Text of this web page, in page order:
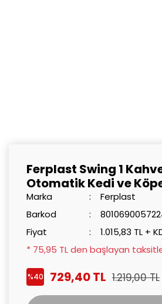
Ferplast Swing 1
Otomatik Kedi ve
Marka
Ferplast
Barkod
Fiyat
1.015,83 TL +
* 75,95 TL den başlayan
%40 729,40 TL 1.219,00 TL